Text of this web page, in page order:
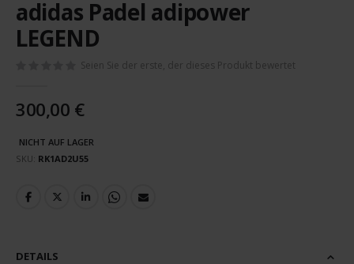
Anfang
der
Bildergalerie
adidas Padel adipower
LEGEND
Seien Sie der erste, der dieses Produkt bewertet
300,00 €
NICHT AUF LAGER
SKU RK1AD2U55
DETAILS